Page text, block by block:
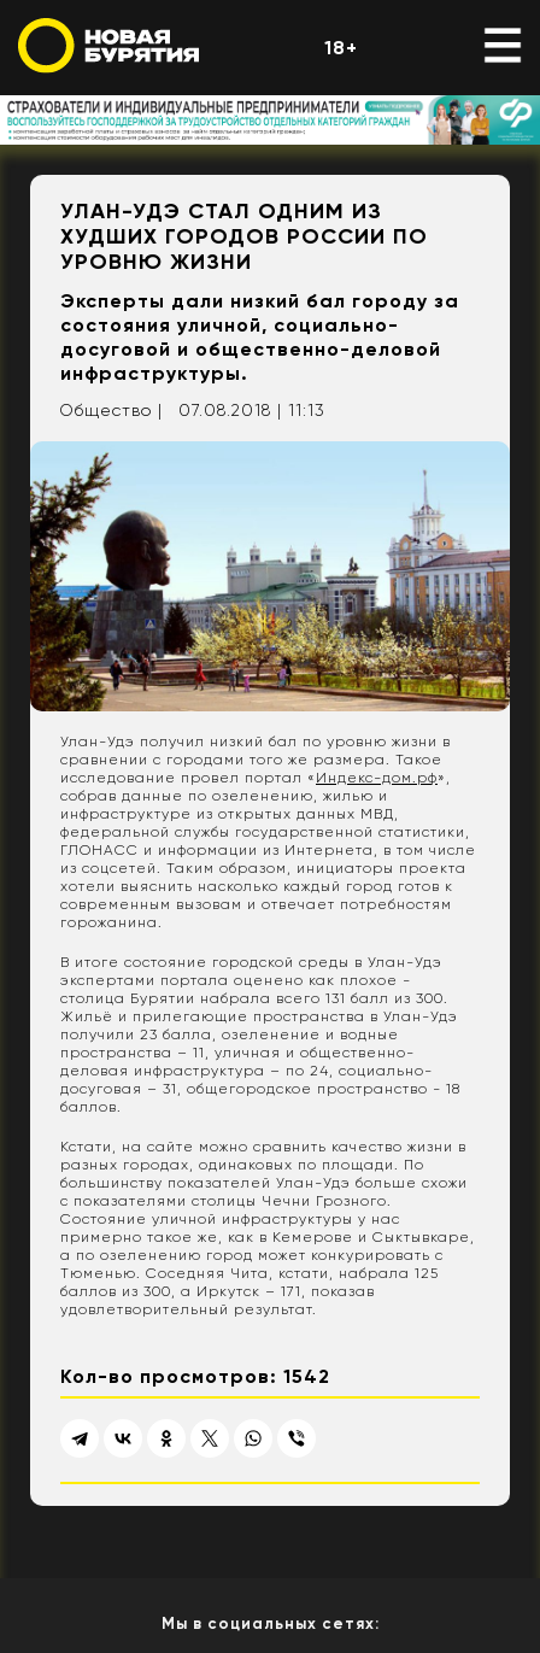
18+
УЛАН-УДЭ СТАЛ ОДНИМ ИЗ
ХУДШИХ ГОРОДОВ РОССИИ ПО
УРОВНЮ ЖИЗНИ
Эксперты дали низкий бал городу за
состояния уличной, социально-
досуговой и общественно-деловой
инфраструктуры.
Общество | 07.08.2018 | 11:13
Улан-Удэ получил низкий бал по уровню жизни в
сравнении с городами того же размера. Такое
исследование провел портал « Индекс-дом.рф»,
собрав данные по озеленению, жилью и
инфраструктуре из открытых данных МВД,
федеральной службы государственной статистики,
ГЛОНАСС и информации из Интернета, в том числе
из соцсетей. Таким образом, инициаторы проекта
хотели выяснить насколько каждый город готов к
современным вызовам и отвечает потребностям
горожанина.
В итоге состояние городской среды в Улан-Удэ
экспертами портала оценено как плохое -
cтолица Бурятии набрала всего 131 балл из 300.
Жильё и прилегающие пространства в Улан-Удэ
получили 23 балла, озеленение и водные
пространства – 11, уличная и общественно-
деловая инфраструктура – по 24, социально-
досуговая – 31, общегородское пространство - 18
баллов.
Кстати, на сайте можно сравнить качество жизни в
разных городах, одинаковых по площади. По
большинству показателей Улан-Удэ больше схожи
с показателями столицы Чечни Грозного.
Состояние уличной инфраструктуры у нас
примерно такое же, как в Кемерове и Сыктывкаре,
а по озеленению город может конкурировать с
Тюменью. Соседняя Чита, кстати, набрала 125
баллов из 300, а Иркутск – 171, показав
удовлетворительный результат.
Кол-во просмотров: 1542
Мы в социальных сетях: